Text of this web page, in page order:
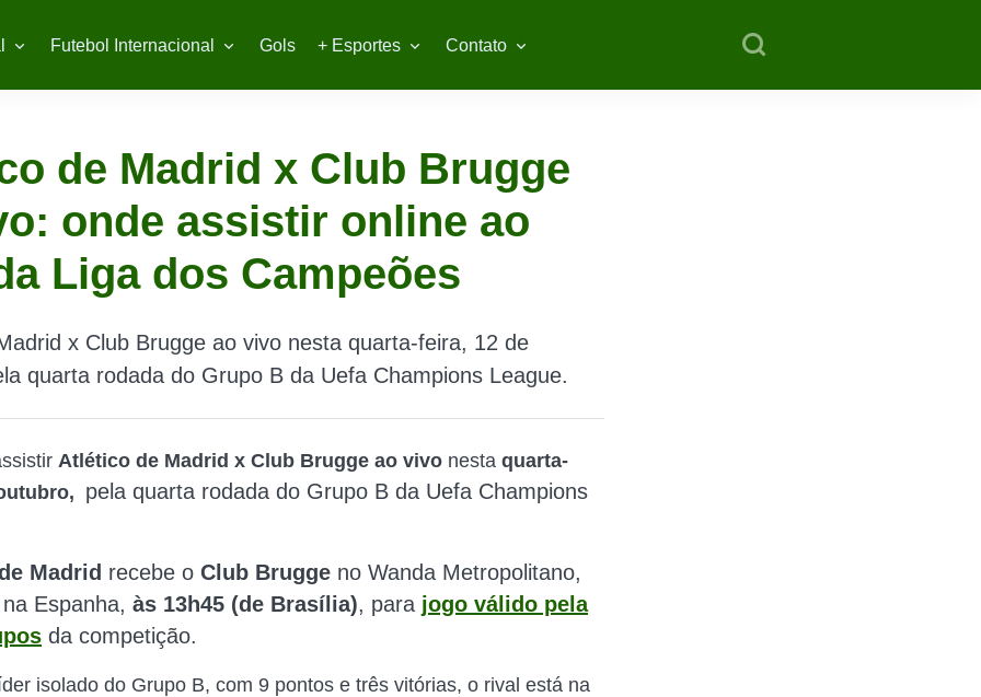
Futebol Internacional Gols + Esportes Contato
de Madrid x Club Brugge
onde assistir online ao
Liga dos Campeões
x Club Brugge ao vivo nesta quarta-feira, 12 de
quarta rodada do Grupo B da Uefa Champions League.
Atlético de Madrid x Club Brugge ao vivo nesta quarta-
pela quarta rodada do Grupo B da Uefa Champions
Madrid recebe o Club Brugge no Wanda Metropolitano,
Espanha, às 13h45 (de Brasília), para jogo válido pela
da competição.
isolado do Grupo B, com 9 pontos e três vitórias, o rival está na